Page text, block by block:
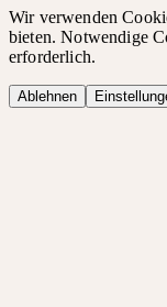
Wir verwenden
bieten. Notwendige
erforderlich.
Ablehnen